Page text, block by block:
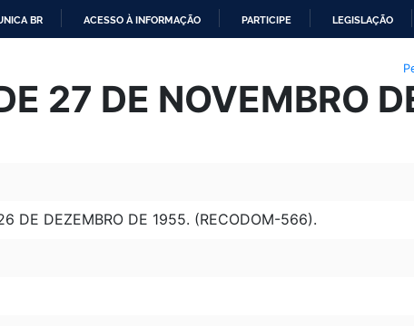
O
CONTEÚDO
BR ACESSO À INFORMAÇÃO PARTICIPE LEGISLAÇÃO
27 DE NOVEMBRO
DE DEZEMBRO DE 1955. (RECODOM-566).